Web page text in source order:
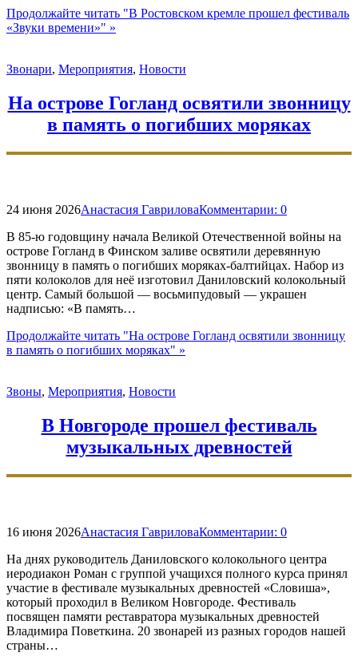
Продолжайте читать "В Ростовском кремле прошел фестиваль
«Звуки времени»" »
Звонари, Мероприятия, Новости
На острове Гогланд освятили звонницу
в память о погибших моряках
24 июня 2026Анастасия ГавриловаКомментарии: 0
В 85-ю годовщину начала Великой Отечественной войны на
острове Гогланд в Финском заливе освятили деревянную
звонницу в память о погибших моряках-балтийцах. Набор из
пяти колоколов для неё изготовил Даниловский колокольный
центр. Самый большой — восьмипудовый — украшен
надписью: «В память…
Продолжайте читать "На острове Гогланд освятили звонницу
в память о погибших моряках" »
Звоны, Мероприятия, Новости
В Новгороде прошел фестиваль
музыкальных древностей
16 июня 2026Анастасия ГавриловаКомментарии: 0
На днях руководитель Даниловского колокольного центра
иеродиакон Роман с группой учащихся полного курса принял
участие в фестивале музыкальных древностей «Словиша»,
который проходил в Великом Новгороде. Фестиваль
посвящен памяти реставратора музыкальных древностей
Владимира Поветкина. 20 звонарей из разных городов нашей
страны…